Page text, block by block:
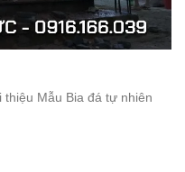
Mẫu Bia đá tự nhiên